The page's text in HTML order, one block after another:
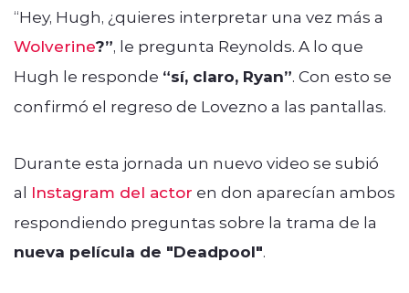
“Hey, Hugh, ¿quieres interpretar una vez más a
Wolverine?”, le pregunta Reynolds. A lo que
Hugh le responde “sí, claro, Ryan”. Con esto se
confirmó el regreso de Lovezno a las pantallas.
Durante esta jornada un nuevo video se subió
al Instagram del actor en don aparecían ambos
respondiendo preguntas sobre la trama de la
nueva película de "Deadpool".